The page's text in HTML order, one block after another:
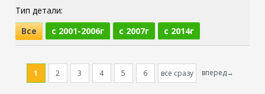
Тип детали:
Все
с 2001-2006г с 2007г с 2014г
1 2 3 4 5 6 все сразу вперед→